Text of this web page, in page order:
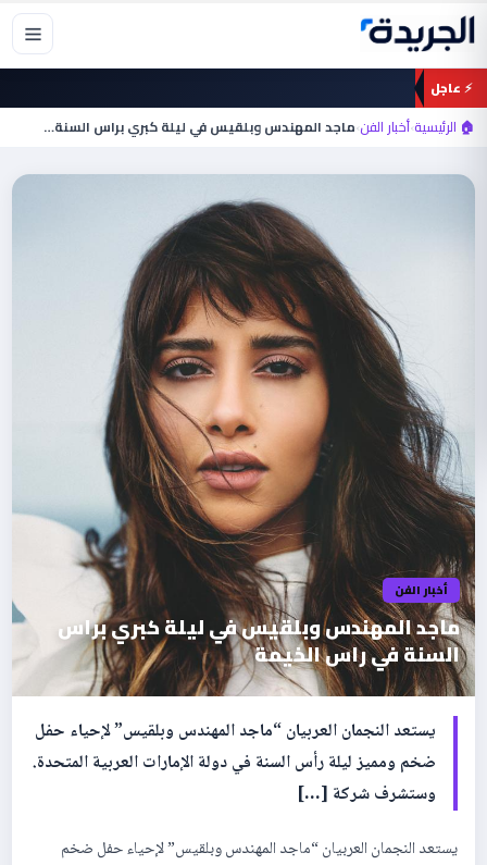
تخطي
المحتوى
⚡ عاجل
🏠 الرئيسية›أخبار الفن›ماجد المهندس وبلقيس في ليلة كبري براس السنة…
أخبار الفن
ماجد المهندس وبلقيس في ليلة كبري براس
السنة في راس الخيمة
يستعد النجمان العربيان “ماجد المهندس وبلقيس” لإحياء حفل
ضخم ومميز ليلة رأس السنة في دولة الإمارات العربية المتحدة.
وستشرف شركة […]
يستعد النجمان العربيان “ماجد المهندس وبلقيس” لإحياء حفل ضخم